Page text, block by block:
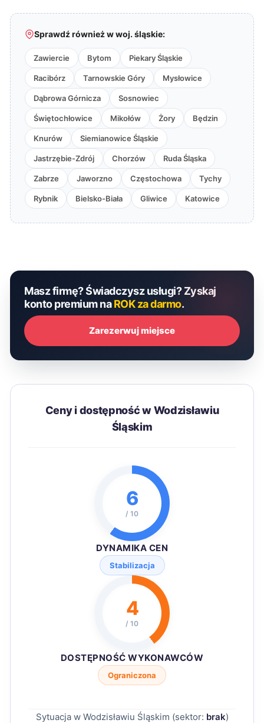
Sprawdź również w woj. śląskie:
Zawiercie Bytom Piekary Śląskie
Racibórz Tarnowskie Góry Mysłowice
Dąbrowa Górnicza Sosnowiec
Świętochłowice Mikołów Żory Będzin
Knurów Siemianowice Śląskie
Jastrzębie-Zdrój Chorzów Ruda Śląska
Zabrze Jaworzno Częstochowa Tychy
Rybnik Bielsko-Biała Gliwice Katowice
Masz firmę? Świadczysz usługi? Zyskaj
konto premium naROK za darmo.
Zarezerwuj miejsce
Ceny i dostępność w Wodzisławiu
Śląskim
6
/ 10
DYNAMIKA CEN
Stabilizacja
4
/ 10
DOSTĘPNOŚĆ WYKONAWCÓW
Ograniczona
Sytuacja w Wodzisławiu Śląskim (sektor: brak)